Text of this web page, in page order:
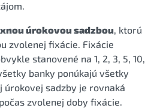
úrokovou sadzbou, ktorú
zvolenej fixácie. Fixácie
stanovené na 1, 2, 3, 5, 10,
banky ponúkajú všetky
úrokovej sadzby je rovnaká
zvolenej doby fixácie.